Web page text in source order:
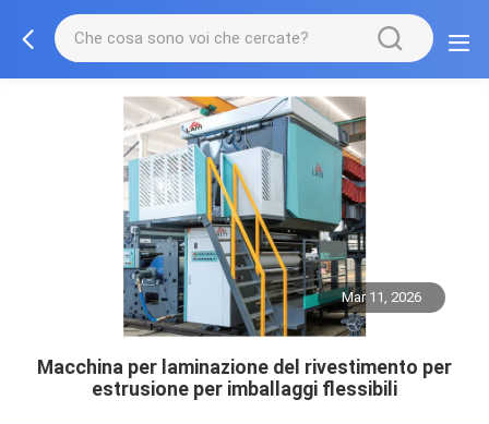
Mar 11, 2026
Macchina per laminazione del rivestimento per
estrusione per imballaggi flessibili